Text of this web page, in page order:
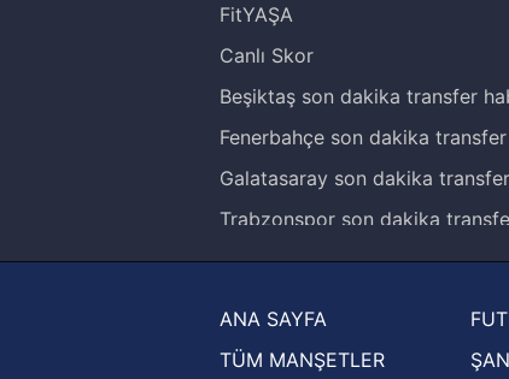
FitYAŞA
Canlı Skor
Beşiktaş son dakika transfer
Fenerbahçe son dakika
Galatasaray son dakika
Trabzonspor son dakika
Ziraat Türkiye Kupası haberleri
UEFA Şampiyonlar Ligi
ANA SAYFA
TÜM MANŞETLER